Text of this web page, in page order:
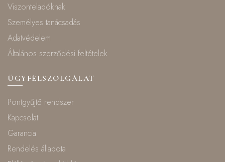
Viszonteladóknak
Személyes tanácsadás
Adatvédelem
Általános szerződési feltételek
ÜGYFÉLSZOLGÁLAT
Pontgyűjtő rendszer
Kapcsolat
Garancia
Rendelés állapota